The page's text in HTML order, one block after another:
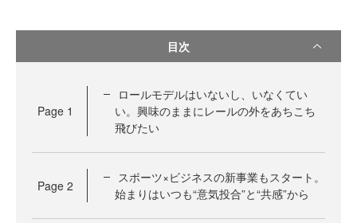
目次
Page 1
ロールモデルはいないし、いなくてい
い。興味のままにレールの外をあちこち
飛びたい
Page 2
スポーツ×ビジネスの新事業もスタート。
始まりはいつも“意気投合”と“共感”から